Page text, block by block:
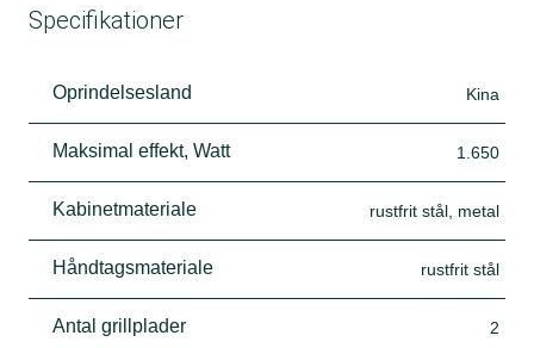
Specifikationer
Oprindelsesland Kina
Maksimal effekt, Watt 1.650
Kabinetmateriale rustfrit stål, metal
Håndtagsmateriale rustfrit stål
Antal grillplader 2